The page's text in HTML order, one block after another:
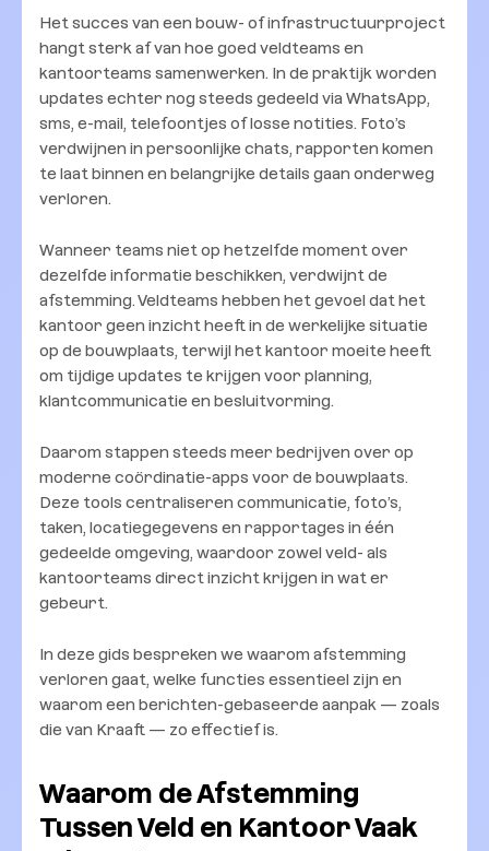
Het succes van een bouw- of infrastructuurproject
hangt sterk af van hoe goed veldteams en
kantoorteams samenwerken. In de praktijk worden
updates echter nog steeds gedeeld via WhatsApp,
sms, e-mail, telefoontjes of losse notities. Foto’s
verdwijnen in persoonlijke chats, rapporten komen
te laat binnen en belangrijke details gaan onderweg
verloren.
Wanneer teams niet op hetzelfde moment over
dezelfde informatie beschikken, verdwijnt de
afstemming. Veldteams hebben het gevoel dat het
kantoor geen inzicht heeft in de werkelijke situatie
op de bouwplaats, terwijl het kantoor moeite heeft
om tijdige updates te krijgen voor planning,
klantcommunicatie en besluitvorming.
Daarom stappen steeds meer bedrijven over op
moderne coördinatie-apps voor de bouwplaats.
Deze tools centraliseren communicatie, foto’s,
taken, locatiegegevens en rapportages in één
gedeelde omgeving, waardoor zowel veld- als
kantoorteams direct inzicht krijgen in wat er
gebeurt.
In deze gids bespreken we waarom afstemming
verloren gaat, welke functies essentieel zijn en
waarom een berichten-gebaseerde aanpak — zoals
die van Kraaft — zo effectief is.
Waarom de Afstemming
Tussen Veld en Kantoor Vaak